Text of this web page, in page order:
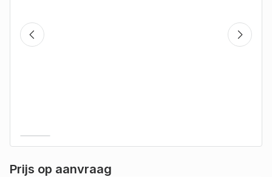
Prijs op aanvraag